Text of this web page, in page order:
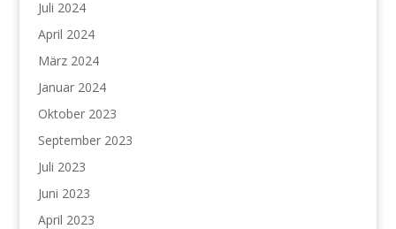
Juli 2024
April 2024
März 2024
Januar 2024
Oktober 2023
September 2023
Juli 2023
Juni 2023
April 2023